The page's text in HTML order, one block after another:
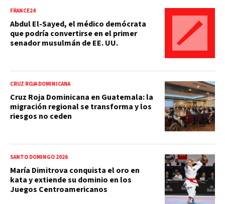
FRANCE24
Abdul El-Sayed, el médico demócrata
que podría convertirse en el primer
senador musulmán de EE. UU.
CRUZ ROJA DOMINICANA
Cruz Roja Dominicana en Guatemala: la
migración regional se transforma y los
riesgos no ceden
SANTO DOMINGO 2026
María Dimitrova conquista el oro en
kata y extiende su dominio en los
Juegos Centroamericanos